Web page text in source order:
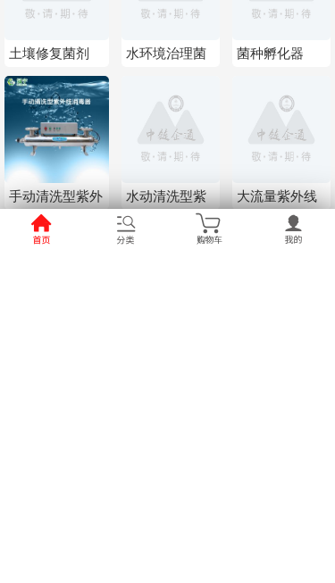
土壤修复菌剂
水环境治理菌
菌种孵化器
手动清洗型紫外
线消毒器
水动清洗型紫
外线消毒器
大流量紫外线